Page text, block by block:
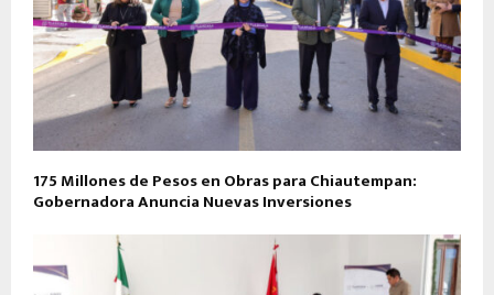
175 Millones de Pesos en Obras para Chiautempan:
Gobernadora Anuncia Nuevas Inversiones